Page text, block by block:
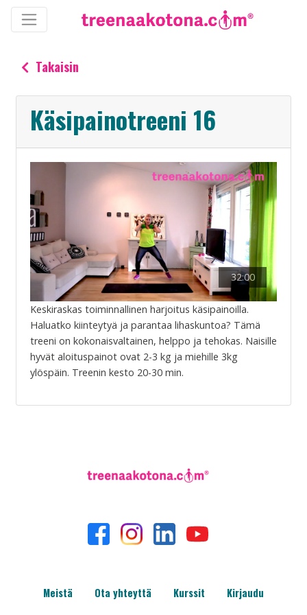
Takaisin
Käsipainotreeni 16
32:00
Keskiraskas toiminnallinen harjoitus käsipainoilla.
Haluatko kiinteytyä ja parantaa lihaskuntoa? Tämä
treeni on kokonaisvaltainen, helppo ja tehokas. Naisille
hyvät aloituspainot ovat 2-3 kg ja miehille 3kg
ylöspäin. Treenin kesto 20-30 min.
Meistä Ota yhteyttä Kurssit
Kirjaudu